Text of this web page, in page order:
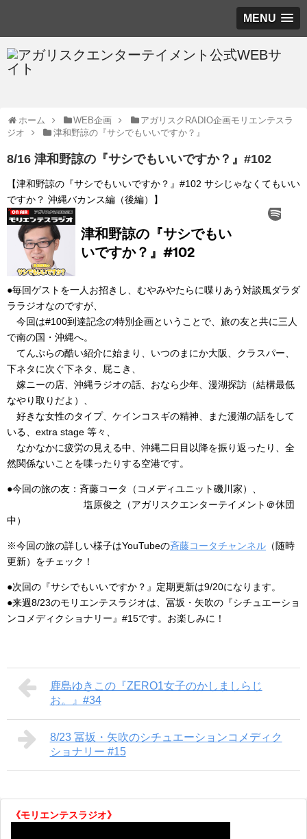
MENU
ホーム WEB企画
アガリスクRADIO企画モリエンテスラ
ジオ
津和野諒の『サシでもいいですか？』
8/16 津和野諒の『サシでもいいですか？』#102
【津和野諒の『サシでもいいですか？』#102 サシじゃなくてもいい
ですか？ 沖縄バカンス編（後編）】
●毎回ゲストを一人お招きし、むやみやたらに喋りあう対談風ダラダ
ララジオなのですが、
今回は#100到達記念の特別企画ということで、旅の友と共に三人
で南の国・沖縄へ。
てんぷらの酷い紹介に始まり、いつのまにか大阪、クラスパー、
下ネタに次ぐ下ネタ、屁こき、
嫁ニーの店、沖縄ラジオの話、おなら少年、漫湖探訪（結構最低
なやり取りだよ）、
好きな女性のタイプ、ケインコスギの精神、また漫湖の話をして
いる、extra stage 等々、
なかなかに疲労の見える中、沖縄二日目以降を振り返ったり、全
然関係ないことを喋ったりする空港です。
●今回の旅の友：斉藤コータ（コメディユニット磯川家）、
塩原俊之（アガリスクエンターテイメント＠休団
中）
※今回の旅の詳しい様子はYouTubeの斉藤コータチャンネル （随時
更新）をチェック！
●次回の『サシでもいいですか？』定期更新は9/20になります。
●来週8/23のモリエンテスラジオは、冨坂・矢吹の『シチュエーショ
ンコメディクショナリー』#15です。お楽しみに！
鹿島ゆきこの『ZERO1女子のかしましらじ
お。』#34
8/23 冨坂・矢吹のシチュエーションコメディク
ショナリー #15
《モリエンテスラジオ》